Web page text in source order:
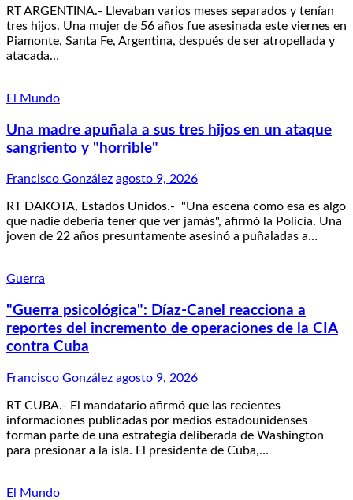
RT ARGENTINA.- Llevaban varios meses separados y tenían
tres hijos. Una mujer de 56 años fue asesinada este viernes en
Piamonte, Santa Fe, Argentina, después de ser atropellada y
atacada…
El Mundo
Una madre apuñala a sus tres hijos en un ataque
sangriento y "horrible"
Francisco González agosto 9, 2026
RT DAKOTA, Estados Unidos.- "Una escena como esa es algo
que nadie debería tener que ver jamás", afirmó la Policía. Una
joven de 22 años presuntamente asesinó a puñaladas a…
Guerra
"Guerra psicológica": Díaz-Canel reacciona a
reportes del incremento de operaciones de la CIA
contra Cuba
Francisco González agosto 9, 2026
RT CUBA.- El mandatario afirmó que las recientes
informaciones publicadas por medios estadounidenses
forman parte de una estrategia deliberada de Washington
para presionar a la isla. El presidente de Cuba,…
El Mundo